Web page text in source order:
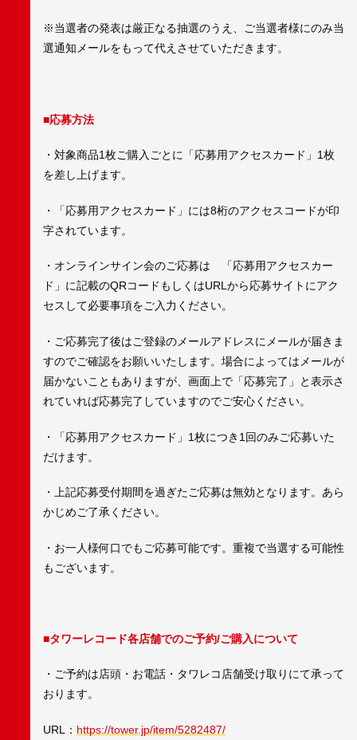
※当選者の発表は厳正なる抽選のうえ、ご当選者様にのみ当
選通知メールをもって代えさせていただきます。
■応募方法
・対象商品1枚ご購入ごとに「応募用アクセスカード」1枚
を差し上げます。
・「応募用アクセスカード」には8桁のアクセスコードが印
字されています。
・オンラインサイン会のご応募は 「応募用アクセスカー
ド」に記載のQRコードもしくはURLから応募サイトにアク
セスして必要事項をご入力ください。
・ご応募完了後はご登録のメールアドレスにメールが届きま
すのでご確認をお願いいたします。場合によってはメールが
届かないこともありますが、画面上で「応募完了」と表示さ
れていれば応募完了していますのでご安心ください。
・「応募用アクセスカード」1枚につき1回のみご応募いた
だけます。
・上記応募受付期間を過ぎたご応募は無効となります。あら
かじめご了承ください。
・お一人様何口でもご応募可能です。重複で当選する可能性
もございます。
■タワーレコード各店舗でのご予約/ご購入について
・ご予約は店頭・お電話・タワレコ店舗受け取りにて承って
おります。
URL： https://tower.jp/item/5282487/